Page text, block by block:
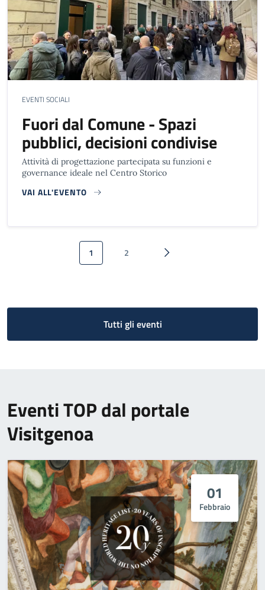
EVENTI SOCIALI
Fuori dal Comune - Spazi
pubblici, decisioni condivise
Attività di progettazione partecipata su funzioni e
governance ideale nel Centro Storico
VAI ALL'EVENTO
Paginazione
Pagina attuale
1 Pagina
2 Pagina successiva
Tutti gli eventi
Eventi TOP dal portale
Visitgenoa
01
Febbraio